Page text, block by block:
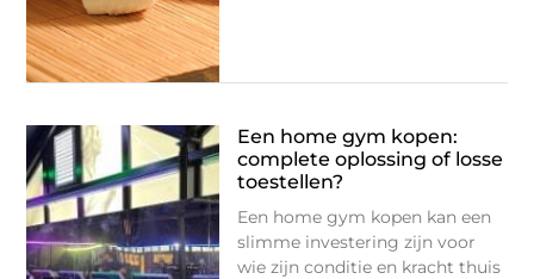
Een home gym kopen:
complete oplossing of losse
toestellen?
Een home gym kopen kan een
slimme investering zijn voor
wie zijn conditie en kracht thuis